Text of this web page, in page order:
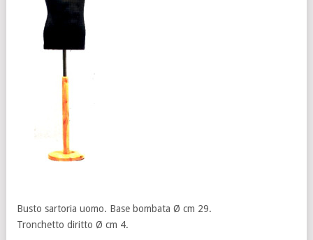
Busto sartoria uomo. Base bombata Ø cm 29.
Tronchetto diritto Ø cm 4.